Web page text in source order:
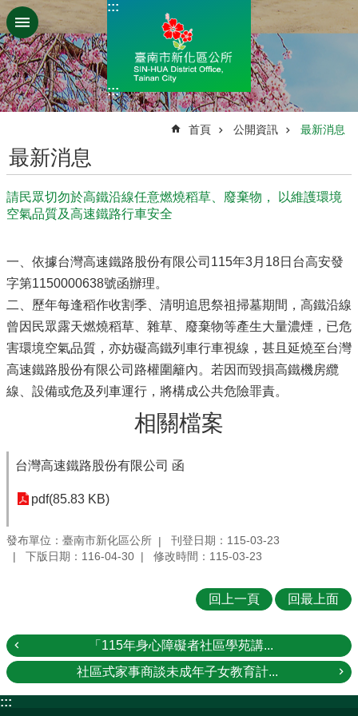
跳到主要內容區塊
:::
:::
首頁 公開資訊 最新消息
最新消息
請民眾切勿於高鐵沿線任意燃燒稻草、廢棄物， 以維護環境
空氣品質及高速鐵路行車安全
一、依據台灣高速鐵路股份有限公司115年3月18日台高安發
字第1150000638號函辦理。
二、歷年每逢稻作收割季、清明追思祭祖掃墓期間，高鐵沿線
曾因民眾露天燃燒稻草、雜草、廢棄物等產生大量濃煙，已危
害環境空氣品質，亦妨礙高鐵列車行車視線，甚且延燒至台灣
高速鐵路股份有限公司路權圍籬內。若因而毀損高鐵機房纜
線、設備或危及列車運行，將構成公共危險罪責。
相關檔案
台灣高速鐵路股份有限公司 函
pdf(85.83 KB)
發布單位：臺南市新化區公所
刊登日期：115-03-23
下版日期：116-04-30
修改時間：115-03-23
回上一頁 回最上面
「115年身心障礙者社區學苑講...
社區式家事商談未成年子女教育計...
:::